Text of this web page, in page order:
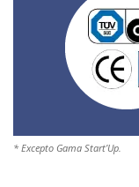
* Excepto Gama Start’Up.